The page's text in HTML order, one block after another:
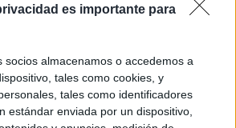
es importante para
socios almacenamos o accedemos a
tales como cookies, y
tales como identificadores
estándar enviada por un dispositivo,